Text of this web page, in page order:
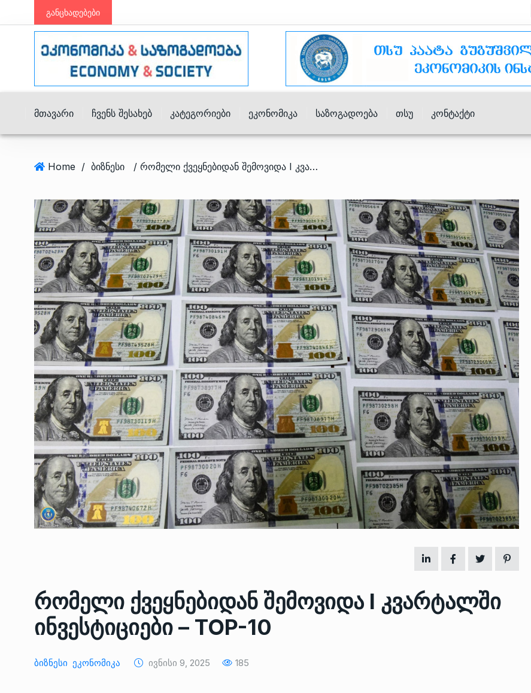
განცხადებები
Მთავარი Ჩვენს Შესახებ Კატეგორიები Ეკონომიკა Საზოგადოება Თსუ Კონტაქტი
Home / ბიზნესი / რომელი ქვეყნებიდან შემოვიდა I კვარტალში ინვესტიციები – TOP-10
რომელი ქვეყნებიდან შემოვიდა I კვარტალში
ინვესტიციები – TOP-10
Ბიზნესი Ეკონომიკა Ივნისი 9, 2025 185
6
ოთარ შამუგია ბაქოში გამართულ
მინისტერიალზე სიტყვით…
ᲔᲙᲝᲜᲝᲛᲘᲙᲐ 10/05/2022
7
გოგიტა თოდრაძე საქართველოს
სტატისტიკის ეროვნული
8
გენერალურმა დირექტორმა შუა
დერეფნის…
ᲔᲙᲝᲜᲝᲛᲘᲙᲐ 11/05/2022
თბილისის ზაქარია ფალიაშვილის
11
ზურაბ აზარაშვილი:
„სოციალურად დაუცველთა
დასაქმების პროგრამაში,…
ᲡᲐᲖᲝᲒᲐᲓᲝᲔᲑᲐ 13/05/2022
12
აბაშის მუნიციპალიტეტი
13
საკმარისზე მეტი, თუმცა…
ᲔᲙᲝᲜᲝᲛᲘᲙᲐ 13/05/2022